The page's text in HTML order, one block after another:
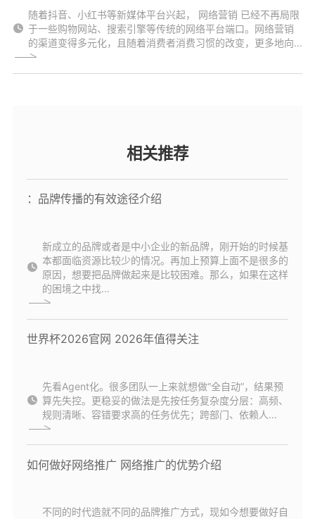
随着抖音、小红书等新媒体平台兴起， 网络营销 已经不再局限
于一些购物网站、搜索引擎等传统的网络平台端口。网络营销
的渠道变得多元化，且随着消费者消费习惯的改变，更多地向...
相关推荐
：品牌传播的有效途径介绍
新成立的品牌或者是中小企业的新品牌，刚开始的时候基
本都面临资源比较少的情况。再加上预算上面不是很多的
原因，想要把品牌做起来是比较困难。那么，如果在这样
的困境之中找...
世界杯2026官网 2026年值得关注
先看Agent化。很多团队一上来就想做“全自动”，结果预
算先失控。更稳妥的做法是先按任务复杂度分层：高频、
规则清晰、容错要求高的任务优先；跨部门、依赖人...
如何做好网络推广 网络推广的优势介绍
不同的时代造就不同的品牌推广方式，现如今想要做好自